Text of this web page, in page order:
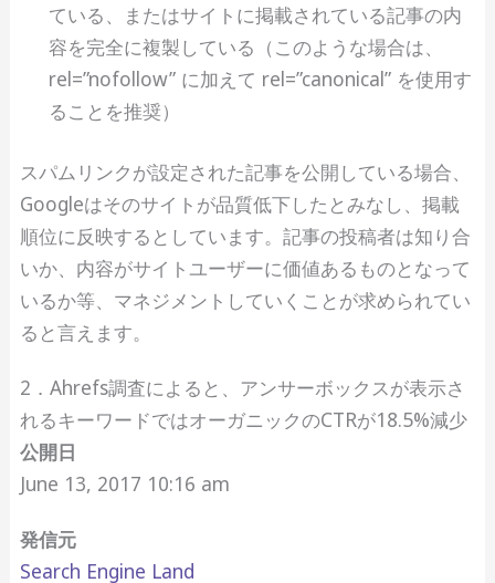
ている、またはサイトに掲載されている記事の内
容を完全に複製している（このような場合は、
rel=”nofollow” に加えて rel=”canonical” を使用す
ることを推奨）
スパムリンクが設定された記事を公開している場合、
Googleはそのサイトが品質低下したとみなし、掲載
順位に反映するとしています。記事の投稿者は知り合
いか、内容がサイトユーザーに価値あるものとなって
いるか等、マネジメントしていくことが求められてい
ると言えます。
2．Ahrefs調査によると、アンサーボックスが表示さ
れるキーワードではオーガニックのCTRが18.5%減少
公開日
June 13, 2017 10:16 am
発信元
Search Engine Land